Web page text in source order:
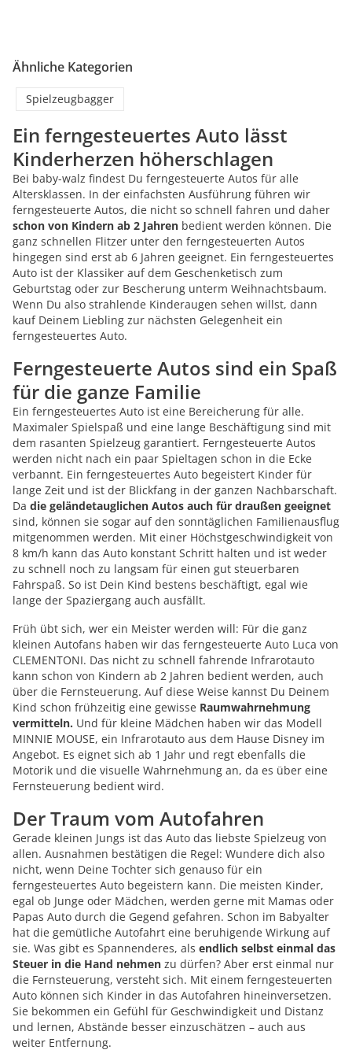
Ähnliche Kategorien
Spielzeugbagger
Ein ferngesteuertes Auto lässt
Kinderherzen höherschlagen
Bei baby-walz findest Du ferngesteuerte Autos für alle
Altersklassen. In der einfachsten Ausführung führen wir
ferngesteuerte Autos, die nicht so schnell fahren und daher
schon von Kindern ab 2 Jahren bedient werden können. Die
ganz schnellen Flitzer unter den ferngesteuerten Autos
hingegen sind erst ab 6 Jahren geeignet. Ein ferngesteuertes
Auto ist der Klassiker auf dem Geschenketisch zum
Geburtstag oder zur Bescherung unterm Weihnachtsbaum.
Wenn Du also strahlende Kinderaugen sehen willst, dann
kauf Deinem Liebling zur nächsten Gelegenheit ein
ferngesteuertes Auto.
Ferngesteuerte Autos sind ein Spaß
für die ganze Familie
Ein ferngesteuertes Auto ist eine Bereicherung für alle.
Maximaler Spielspaß und eine lange Beschäftigung sind mit
dem rasanten Spielzeug garantiert. Ferngesteuerte Autos
werden nicht nach ein paar Spieltagen schon in die Ecke
verbannt. Ein ferngesteuertes Auto begeistert Kinder für
lange Zeit und ist der Blickfang in der ganzen Nachbarschaft.
Da die geländetauglichen Autos auch für draußen geeignet
sind, können sie sogar auf den sonntäglichen Familienausflug
mitgenommen werden. Mit einer Höchstgeschwindigkeit von
8 km/h kann das Auto konstant Schritt halten und ist weder
zu schnell noch zu langsam für einen gut steuerbaren
Fahrspaß. So ist Dein Kind bestens beschäftigt, egal wie
lange der Spaziergang auch ausfällt.
Früh übt sich, wer ein Meister werden will: Für die ganz
kleinen Autofans haben wir das ferngesteuerte Auto Luca von
CLEMENTONI. Das nicht zu schnell fahrende Infrarotauto
kann schon von Kindern ab 2 Jahren bedient werden, auch
über die Fernsteuerung. Auf diese Weise kannst Du Deinem
Kind schon frühzeitig eine gewisse Raumwahrnehmung
vermitteln. Und für kleine Mädchen haben wir das Modell
MINNIE MOUSE, ein Infrarotauto aus dem Hause Disney im
Angebot. Es eignet sich ab 1 Jahr und regt ebenfalls die
Motorik und die visuelle Wahrnehmung an, da es über eine
Fernsteuerung bedient wird.
Der Traum vom Autofahren
Gerade kleinen Jungs ist das Auto das liebste Spielzeug von
allen. Ausnahmen bestätigen die Regel: Wundere dich also
nicht, wenn Deine Tochter sich genauso für ein
ferngesteuertes Auto begeistern kann. Die meisten Kinder,
egal ob Junge oder Mädchen, werden gerne mit Mamas oder
Papas Auto durch die Gegend gefahren. Schon im Babyalter
hat die gemütliche Autofahrt eine beruhigende Wirkung auf
sie. Was gibt es Spannenderes, als endlich selbst einmal das
Steuer in die Hand nehmen zu dürfen? Aber erst einmal nur
die Fernsteuerung, versteht sich. Mit einem ferngesteuerten
Auto können sich Kinder in das Autofahren hineinversetzen.
Sie bekommen ein Gefühl für Geschwindigkeit und Distanz
und lernen, Abstände besser einzuschätzen – auch aus
weiter Entfernung.